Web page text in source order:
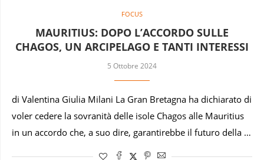
FOCUS
MAURITIUS: DOPO L’ACCORDO SULLE
CHAGOS, UN ARCIPELAGO E TANTI INTERESSI
5 Ottobre 2024
di Valentina Giulia Milani La Gran Bretagna ha dichiarato di
voler cedere la sovranità delle isole Chagos alle Mauritius
in un accordo che, a suo dire, garantirebbe il futuro della …